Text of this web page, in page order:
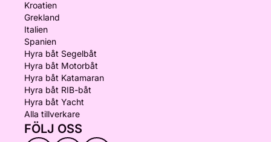
Kroatien
Grekland
Italien
Spanien
Hyra båt Segelbåt
Hyra båt Motorbåt
Hyra båt Katamaran
Hyra båt RIB-båt
Hyra båt Yacht
Alla tillverkare
FÖLJ OSS